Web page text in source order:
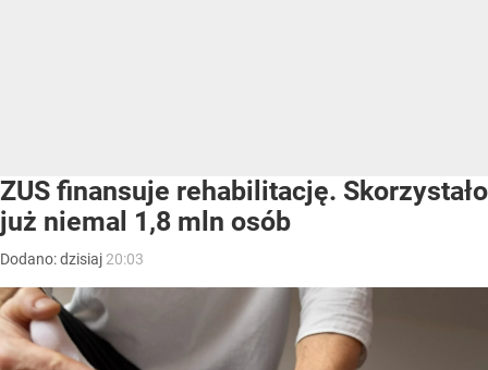
ZUS finansuje rehabilitację. Skorzystało
już niemal 1,8 mln osób
Dodano:dzisiaj 20:03